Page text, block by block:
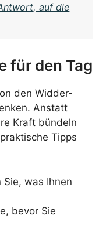
auf die
für den Tag
den Widder-
Anstatt
Kraft bündeln
Tipps
Sie, was Ihnen
bevor Sie